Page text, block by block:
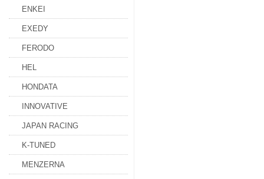
ENKEI
EXEDY
FERODO
HEL
HONDATA
INNOVATIVE
JAPAN RACING
K-TUNED
MENZERNA